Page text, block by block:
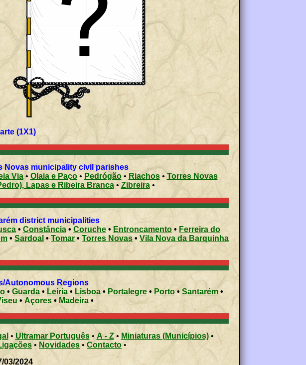
(1X1)
Novas municipality civil parishes
Meia Via• Olaia e Paço•Pedrógão• Riachos•Torres Novas
Pedro), Lapas e Ribeira Branca• Zibreira•
district municipalities
• Constância • Coruche•Entroncamento• Ferreira do
• Sardoal •Tomar• Torres Novas•
Vila Nova da Barquinha
Districts/Autonomous Regions
•Guarda • Leiria •Lisboa• Portalegre • Porto•Santarém •
• Açores • Madeira •
• Ultramar Português• A - Z• Miniaturas (Municípios)•
• Novidades • Contacto•
03/2024